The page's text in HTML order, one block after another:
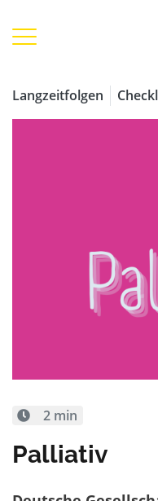
Langzeitfolgen
2 min
Palliativ